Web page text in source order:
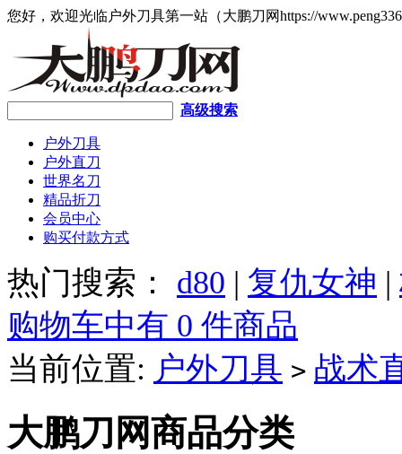
您好，欢迎光临户外刀具第一站（大鹏刀网https://
高级搜索
户外刀具
户外直刀
世界名刀
精品折刀
会员中心
购买付款方式
热门搜索： d80 | 复仇女神 |
购物车中有 0 件商品
当前位置: 户外刀具 > 战术
大鹏刀网商品分类